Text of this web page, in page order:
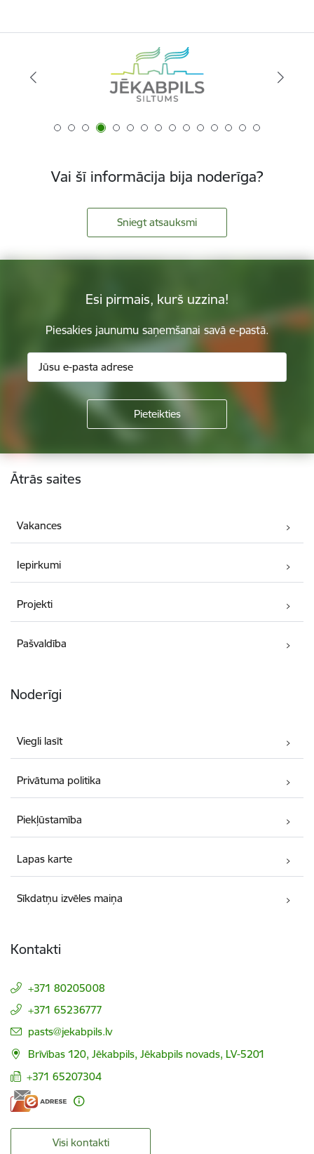
Vai šī informācija bija noderīga?
Sniegt atsauksmi
Esi pirmais, kurš uzzina!
Piesakies jaunumu saņemšanai savā e-pastā.
Kājene
Ātrās saites
Vakances
Iepirkumi
Projekti
Pašvaldība
Noderīgi
Viegli lasīt
Privātuma politika
Piekļūstamība
Lapas karte
Sīkdatņu izvēles maiņa
Kontakti
+371 80205008
+371 65236777
E-pasts:
pasts@jekabpils.lv
Brīvības 120, Jēkabpils, Jēkabpils novads, LV-5201
+371 65207304
Visi kontakti